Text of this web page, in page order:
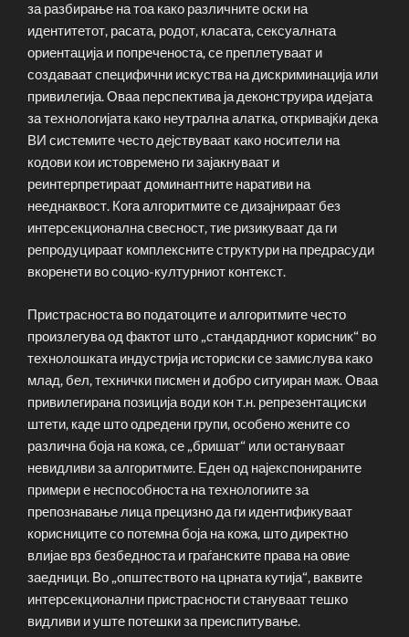
за разбирање на тоа како различните оски на
идентитетот, расата, родот, класата, сексуалната
ориентација и попреченоста, се преплетуваат и
создаваат специфични искуства на дискриминација или
привилегија. Оваа перспектива ја деконструира идејата
за технологијата како неутрална алатка, откривајќи дека
ВИ системите често дејствуваат како носители на
кодови кои истовремено ги зајакнуваат и
реинтерпретираат доминантните наративи на
нееднаквост. Кога алгоритмите се дизајнираат без
интерсекционална свесност, тие ризикуваат да ги
репродуцираат комплексните структури на предрасуди
вкоренети во социо-културниот контекст.
Пристрасноста во податоците и алгоритмите често
произлегува од фактот што „стандардниот корисник“ во
технолошката индустрија историски се замислува како
млад, бел, технички писмен и добро ситуиран маж. Оваа
привилегирана позиција води кон т.н. репрезентациски
штети, каде што одредени групи, особено жените со
различна боја на кожа, се „бришат“ или остануваат
невидливи за алгоритмите. Еден од најекспонираните
примери е неспособноста на технологиите за
препознавање лица прецизно да ги идентификуваат
корисниците со потемна боја на кожа, што директно
влијае врз безбедноста и граѓанските права на овие
заедници. Во „општеството на црната кутија“, ваквите
интерсекционални пристрасности стануваат тешко
видливи и уште потешки за преиспитување.